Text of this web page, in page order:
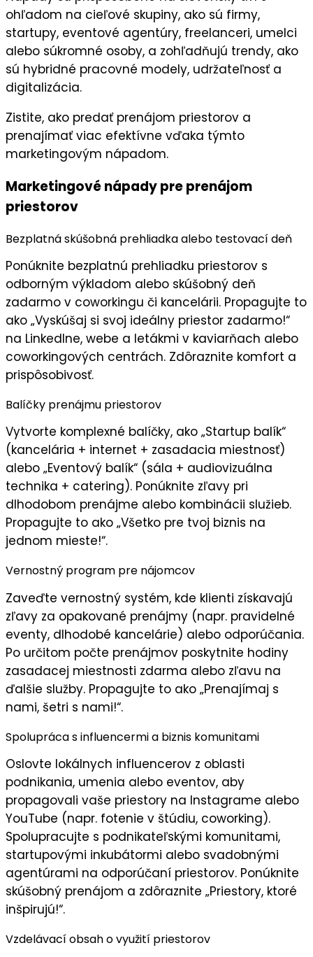
ohľadom na cieľové skupiny, ako sú firmy,
startupy, eventové agentúry, freelanceri, umelci
alebo súkromné osoby, a zohľadňujú trendy, ako
sú hybridné pracovné modely, udržateľnosť a
digitalizácia.
Zistite, ako predať prenájom priestorov a
prenajímať viac efektívne vďaka týmto
marketingovým nápadom.
Marketingové nápady pre prenájom
priestorov
Bezplatná skúšobná prehliadka alebo testovací deň
Ponúknite bezplatnú prehliadku priestorov s
odborným výkladom alebo skúšobný deň
zadarmo v coworkingu či kancelárii. Propagujte to
ako „Vyskúšaj si svoj ideálny priestor zadarmo!“
na LinkedIne, webe a letákmi v kaviarňach alebo
coworkingových centrách. Zdôraznite komfort a
prispôsobivosť.
Balíčky prenájmu priestorov
Vytvorte komplexné balíčky, ako „Startup balík“
(kancelária + internet + zasadacia miestnosť)
alebo „Eventový balík“ (sála + audiovizuálna
technika + catering). Ponúknite zľavy pri
dlhodobom prenájme alebo kombinácii služieb.
Propagujte to ako „Všetko pre tvoj biznis na
jednom mieste!“.
Vernostný program pre nájomcov
Zaveďte vernostný systém, kde klienti získavajú
zľavy za opakované prenájmy (napr. pravidelné
eventy, dlhodobé kancelárie) alebo odporúčania.
Po určitom počte prenájmov poskytnite hodiny
zasadacej miestnosti zdarma alebo zľavu na
ďalšie služby. Propagujte to ako „Prenajímaj s
nami, šetri s nami!“.
Spolupráca s influencermi a biznis komunitami
Oslovte lokálnych influencerov z oblasti
podnikania, umenia alebo eventov, aby
propagovali vaše priestory na Instagrame alebo
YouTube (napr. fotenie v štúdiu, coworking).
Spolupracujte s podnikateľskými komunitami,
startupovými inkubátormi alebo svadobnými
agentúrami na odporúčaní priestorov. Ponúknite
skúšobný prenájom a zdôraznite „Priestory, ktoré
inšpirujú!“.
Vzdelávací obsah o využití priestorov